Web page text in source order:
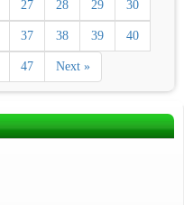
27 28 29 30
37 38 39 40
47 Next »